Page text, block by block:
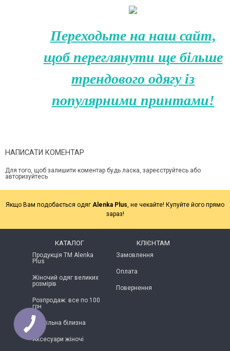
Переходьте на наш сайт,
щоб переглянути ще більше
трендового одягу із
популярними принтами!
НАПИСАТИ КОМЕНТАР
Для того, щоб залишити коментар будь ласка, зареєструйтесь або
авторизуйтесь
Якщо Вам подобається одяг Alenka Plus, не чекайте! Купуйте його прямо
зараз!
КАТАЛОГ
Продукція ТМ Alenka
Plus
Жіночий одяг великих
розмірів
Розпродаж: все по 100
грн
Постільна білизна
Аксесуари жіночі
КЛІЄНТАМ
Замовлення
Оплата
Повернення